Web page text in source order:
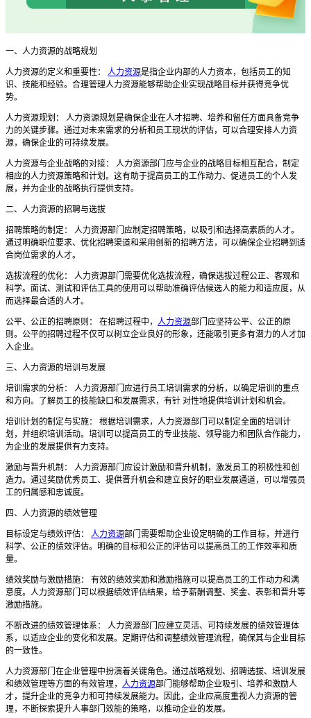
一、人力资源的战略规划
人力资源的定义和重要性： 人力资源是指企业内部的人力资本，包括员工的知
识、技能和经验。合理管理人力资源能够帮助企业实现战略目标并获得竞争优
势。
人力资源规划： 人力资源规划是确保企业在人才招聘、培养和留任方面具备竞争
力的关键步骤。通过对未来需求的分析和员工现状的评估，可以合理安排人力资
源，确保企业的可持续发展。
人力资源与企业战略的对接： 人力资源部门应与企业的战略目标相互配合，制定
相应的人力资源策略和计划。这有助于提高员工的工作动力、促进员工的个人发
展，并为企业的战略执行提供支持。
二、人力资源的招聘与选拔
招聘策略的制定： 人力资源部门应制定招聘策略，以吸引和选择高素质的人才。
通过明确职位要求、优化招聘渠道和采用创新的招聘方法，可以确保企业招聘到适
合岗位需求的人才。
选拔流程的优化： 人力资源部门需要优化选拔流程，确保选拔过程公正、客观和
科学。面试、测试和评估工具的使用可以帮助准确评估候选人的能力和适应度，从
而选择最合适的人才。
公平、公正的招聘原则： 在招聘过程中， 人力资源部门应坚持公平、公正的原
则。公平的招聘过程不仅可以树立企业良好的形象，还能吸引更多有潜力的人才加
入企业。
三、人力资源的培训与发展
培训需求的分析： 人力资源部门应进行员工培训需求的分析，以确定培训的重点
和方向。了解员工的技能缺口和发展需求，有针 对性地提供培训计划和机会。
培训计划的制定与实施： 根据培训需求，人力资源部门可以制定全面的培训计
划，并组织培训活动。培训可以提高员工的专业技能、领导能力和团队合作能力，
为企业的发展提供有力支持。
激励与晋升机制： 人力资源部门应设计激励和晋升机制，激发员工的积极性和创
造力。通过奖励优秀员工、提供晋升机会和建立良好的职业发展通道，可以增强员
工的归属感和忠诚度。
四、人力资源的绩效管理
目标设定与绩效评估： 人力资源部门需要帮助企业设定明确的工作目标，并进行
科学、公正的绩效评估。明确的目标和公正的评估可以提高员工的工作效率和质
量。
绩效奖励与激励措施： 有效的绩效奖励和激励措施可以提高员工的工作动力和满
意度。人力资源部门可以根据绩效评估结果，给予薪酬调整、奖金、表彰和晋升等
激励措施。
不断改进的绩效管理体系： 人力资源部门应建立灵活、可持续发展的绩效管理体
系，以适应企业的变化和发展。定期评估和调整绩效管理流程，确保其与企业目标
的一致性。
人力资源部门在企业管理中扮演着关键角色。通过战略规划、招聘选拔、培训发展
和绩效管理等方面的有效管理， 人力资源部门能够帮助企业吸引、培养和激励人
才，提升企业的竞争力和可持续发展能力。因此，企业应高度重视人力资源的管
理，不断探索提升人事部门效能的策略，以推动企业的发展。